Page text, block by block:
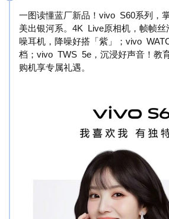
一图读懂蓝厂新品！vivo S60系列，
美出银河系。4K Live原相机，帧帧丝
噪耳机，降噪好搭「紫」；vivo
档；vivo TWS 5e，沉浸好声音！教
购机享专属礼遇。